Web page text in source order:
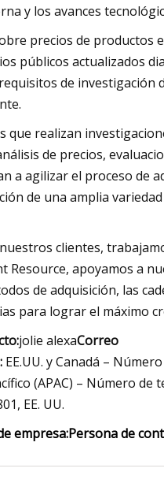
y los avances
precios de productos
públicos actualizados
de investigación
realizan
de precios,
a agilizar el proceso de
de una amplia
clientes,
apoyamos a
de adquisición, las
para lograr el máximo
jolie alexaCorreo
EE.UU. y Canadá –
(APAC) – Número de
EE. UU.
empresa:Persona de